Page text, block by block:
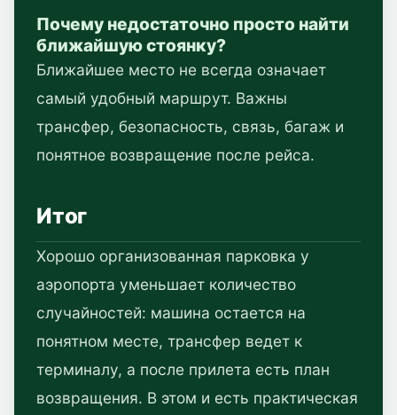
Почему недостаточно просто найти
ближайшую стоянку?
Ближайшее место не всегда означает
самый удобный маршрут. Важны
трансфер, безопасность, связь, багаж и
понятное возвращение после рейса.
Итог
Хорошо организованная парковка у
аэропорта уменьшает количество
случайностей: машина остается на
понятном месте, трансфер ведет к
терминалу, а после прилета есть план
возвращения. В этом и есть практическая